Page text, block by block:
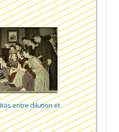
entre dilution et